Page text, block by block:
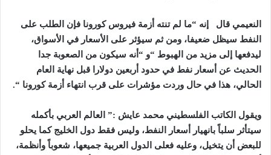
النعيمي قال إنه “ما لم تنته أزمة فيروس كورونا فإن الطلب على
النفط سيظل ضعيفا، ومن ثم سيؤثر على الأسعار في الأسواق،
ليدفعها إلى مزيد من الهبوط “و “أنه سيكون من الصعوبة جدا
الحديث عن أسعار نفط في حدود أربعين دولارا قبل نهاية العام
الحالي، هذا في حال وردت مؤشرات على قرب انتهاء أزمة كورونا “.
ويقول الكاتب الفلسطيني محمد عايش :” العالم العربي بأكمله
سيتأثر سلباً بانهيار أسعار النفط، وليس فقط دول الخليج كما يحلو
للبعض أن يتخيل، وعليه فعلى الدول العربية جميعها، شعوباً وأنظمة،